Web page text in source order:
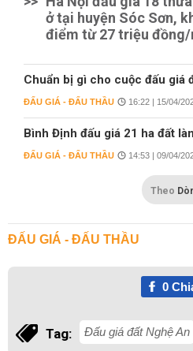
ở tại huyện Sóc Sơn,
điểm từ 27 triệu
Chuẩn bị gì cho cuộc đấu giá
ĐẤU GIÁ - ĐẤU THẦU 16:22 | 15/04/
Bình Định đấu giá 21 ha đất
ĐẤU GIÁ - ĐẤU THẦU 14:53 | 09/04/
Theo
ĐẤU GIÁ - ĐẤU THẦU
0
Tag: Đấu giá đất Nghệ An